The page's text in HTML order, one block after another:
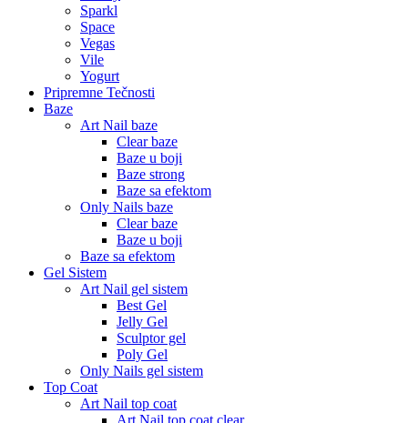
Sparkl
Space
Vegas
Vile
Yogurt
Pripremne Tečnosti
Baze
Art Nail baze
Clear baze
Baze u boji
Baze strong
Baze sa efektom
Only Nails baze
Clear baze
Baze u boji
Baze sa efektom
Gel Sistem
Art Nail gel sistem
Best Gel
Jelly Gel
Sculptor gel
Poly Gel
Only Nails gel sistem
Top Coat
Art Nail top coat
Art Nail top coat clear